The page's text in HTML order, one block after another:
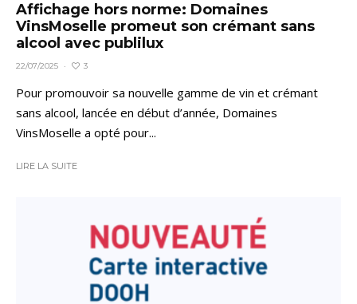
Affichage hors norme: Domaines
VinsMoselle promeut son crémant sans
alcool avec publilux
22/07/2025 · 3
Pour promouvoir sa nouvelle gamme de vin et crémant
sans alcool, lancée en début d’année, Domaines
VinsMoselle a opté pour...
LIRE LA SUITE